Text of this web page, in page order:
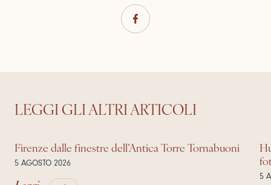
LEGGI GLI ALTRI ARTICOLI
Firenze dalle finestre dell’Antica Torre Tornabuoni
5 AGOSTO 2026
5